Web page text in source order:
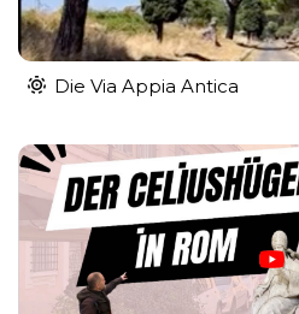
Die Via Appia Antica